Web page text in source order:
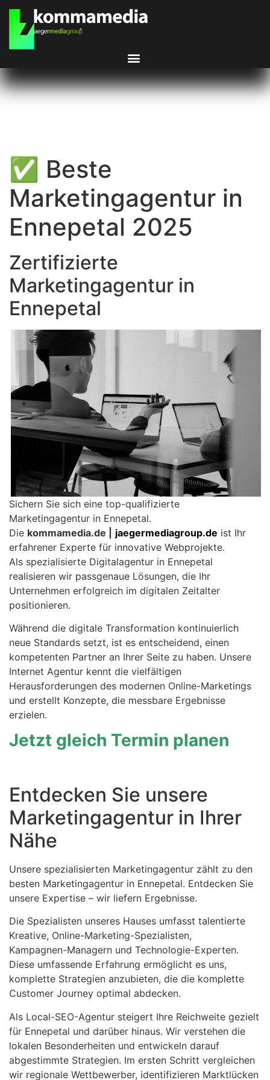
✅ Beste
Marketingagentur in
Ennepetal 2025
Zertifizierte
Marketingagentur in
Ennepetal
Sichern Sie sich eine top-qualifizierte
Marketingagentur in Ennepetal.
Die kommamedia.de | jaegermediagroup.de ist Ihr
erfahrener Experte für innovative Webprojekte.
Als spezialisierte Digitalagentur in Ennepetal
realisieren wir passgenaue Lösungen, die Ihr
Unternehmen erfolgreich im digitalen Zeitalter
positionieren.
Während die digitale Transformation kontinuierlich
neue Standards setzt, ist es entscheidend, einen
kompetenten Partner an Ihrer Seite zu haben. Unsere
Internet Agentur kennt die vielfältigen
Herausforderungen des modernen Online-Marketings
und erstellt Konzepte, die messbare Ergebnisse
erzielen.
Jetzt gleich Termin planen
Entdecken Sie unsere
Marketingagentur in Ihrer
Nähe
Unsere spezialisierten Marketingagentur zählt zu den
besten Marketingagentur in Ennepetal. Entdecken Sie
unsere Expertise – wir liefern Ergebnisse.
Die Spezialisten unseres Hauses umfasst talentierte
Kreative, Online-Marketing-Spezialisten,
Kampagnen-Managern und Technologie-Experten.
Diese umfassende Erfahrung ermöglicht es uns,
komplette Strategien anzubieten, die die komplette
Customer Journey optimal abdecken.
Als Local-SEO-Agentur steigert Ihre Reichweite gezielt
für Ennepetal und darüber hinaus. Wir verstehen die
lokalen Besonderheiten und entwickeln darauf
abgestimmte Strategien. Im ersten Schritt vergleichen
wir regionale Wettbewerber, identifizieren Marktlücken